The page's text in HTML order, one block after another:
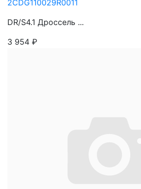
2CDG110029R0011
DR/S4.1 Дроссель ...
3 954 ₽